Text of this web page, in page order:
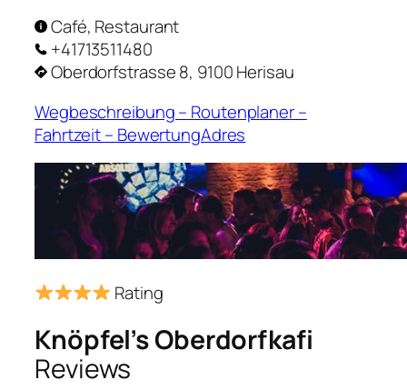
Café, Restaurant
+41713511480
Oberdorfstrasse 8, 9100 Herisau
Wegbeschreibung – Routenplaner –
Fahrtzeit – BewertungAdres
Rating
Knöpfel’s Oberdorfkafi
Reviews